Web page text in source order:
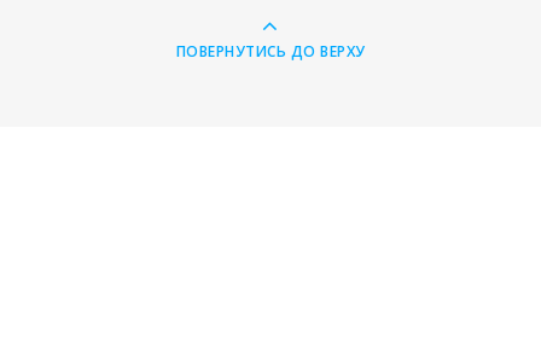
ПОВЕРНУТИСЬ ДО ВЕРХУ